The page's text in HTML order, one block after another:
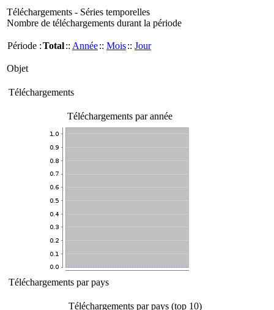
Téléchargements - Séries temporelles
Nombre de téléchargements durant la période
Période :Total:: Année:: Mois:: Jour
Objet
Téléchargements
Téléchargements par année
Téléchargements par pays
Téléchargements par pays (top 10)